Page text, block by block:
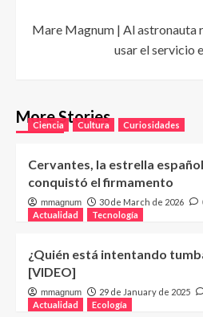
Mare Magnum | Al astronauta
usar el servicio
More Stories
Ciencia Cultura Curiosidades
Cervantes, la estrella
conquistó el firmamento
mmagnum 30 de March de 2026
Actualidad Tecnología
¿Quién está intentando
[VIDEO]
mmagnum 29 de January de 2025
Actualidad Ecología